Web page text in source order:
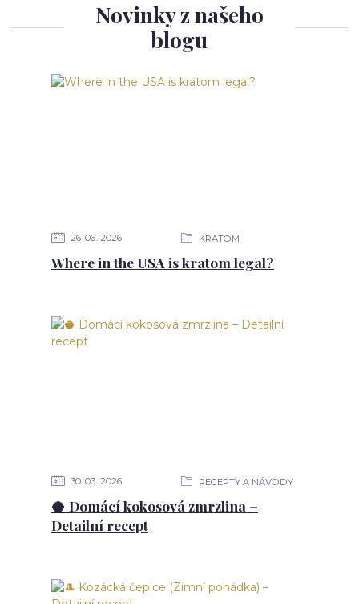
Novinky z našeho
blogu
26 06 2026 KRATOM
Where in the USA is kratom legal?
30 03 2026 RECEPTY A NÁVODY
🥥 Domácí kokosová zmrzlina –
Detailní recept